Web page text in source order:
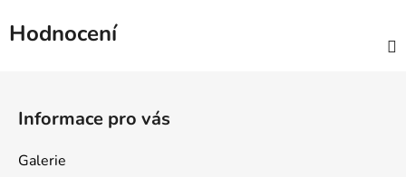
Hodnocení
Informace pro vás
Galerie